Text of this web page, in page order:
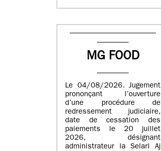
MG FOOD
Le 04/08/2026. Jugement
prononçant l’ouverture
d’une procédure de
redressement judiciaire,
date de cessation des
paiements le 20 juillet
2026, désignant
administrateur la Selarl Aj